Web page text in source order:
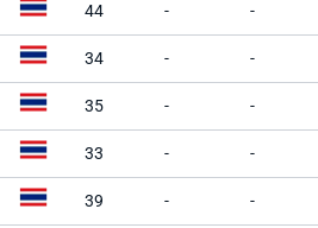
44 - -
34 - -
35 - -
33 - -
39 - -